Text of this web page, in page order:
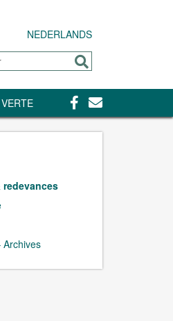
NEDERLANDS
Envoyer
Facebook
Contact
redevances
Archives